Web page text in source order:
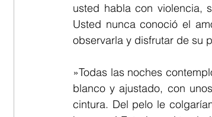
usted habla con violencia,
Usted nunca conoció el
observarla y disfrutar de su
»Todas las noches
blanco y ajustado, con
cintura. Del pelo le